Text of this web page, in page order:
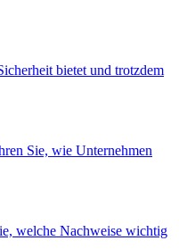
bietet und trotzdem
Sie, wie Unternehmen
welche Nachweise wichtig